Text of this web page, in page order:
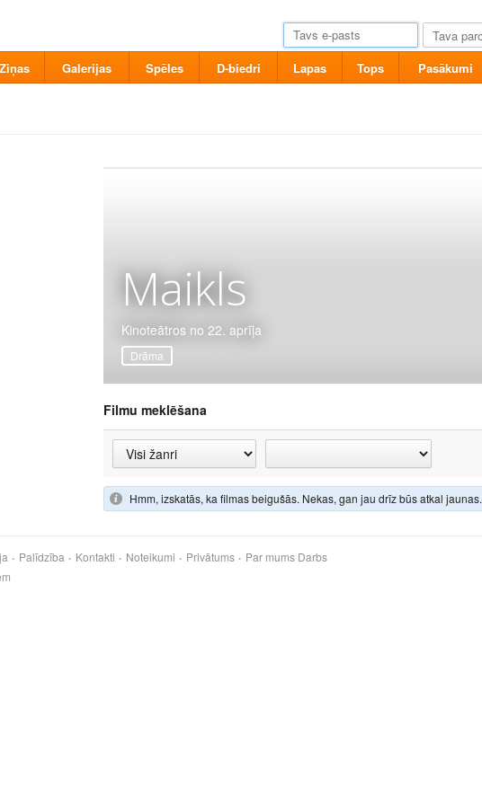
Ziņas Galerijas Spēles D-biedri Lapas Tops Pasākumi
Maikls
Kinoteātros no 22. aprīļa
Drāma
Filmu meklēšana
Hmm, izskatās, ka filmas beigušās. Nekas, gan jau drīz būs atkal jaunas.
Palīdzība Kontakti Noteikumi Privātums Par mums Darbs